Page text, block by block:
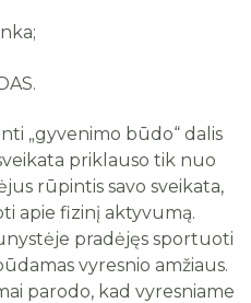
reorganizaciją
automobiliaibūdo“ dalis
priklauso tik nuo
rūpintis savo sveikata,
apie fizinį aktyvumą.
pradėjęs sportuoti
vyresnio amžiaus.
parodo, kad vyresniame